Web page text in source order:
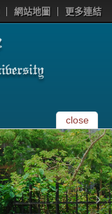
網站地圖 更多連結
close